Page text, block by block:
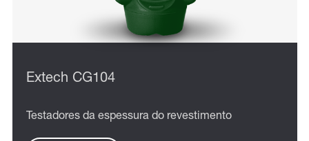
Extech CG104
Testadores da espessura do revestimento